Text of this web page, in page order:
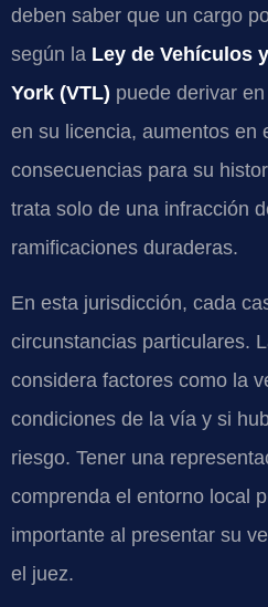
deben saber que un cargo
según la Ley de Vehículos
York (VTL) puede derivar
en su licencia, aumentos en
consecuencias para su
trata solo de una infracción
ramificaciones duraderas.
En esta jurisdicción, cada
circunstancias particulares.
considera factores como la
condiciones de la vía y si
riesgo. Tener una
comprenda el entorno local
importante al presentar su
el juez.